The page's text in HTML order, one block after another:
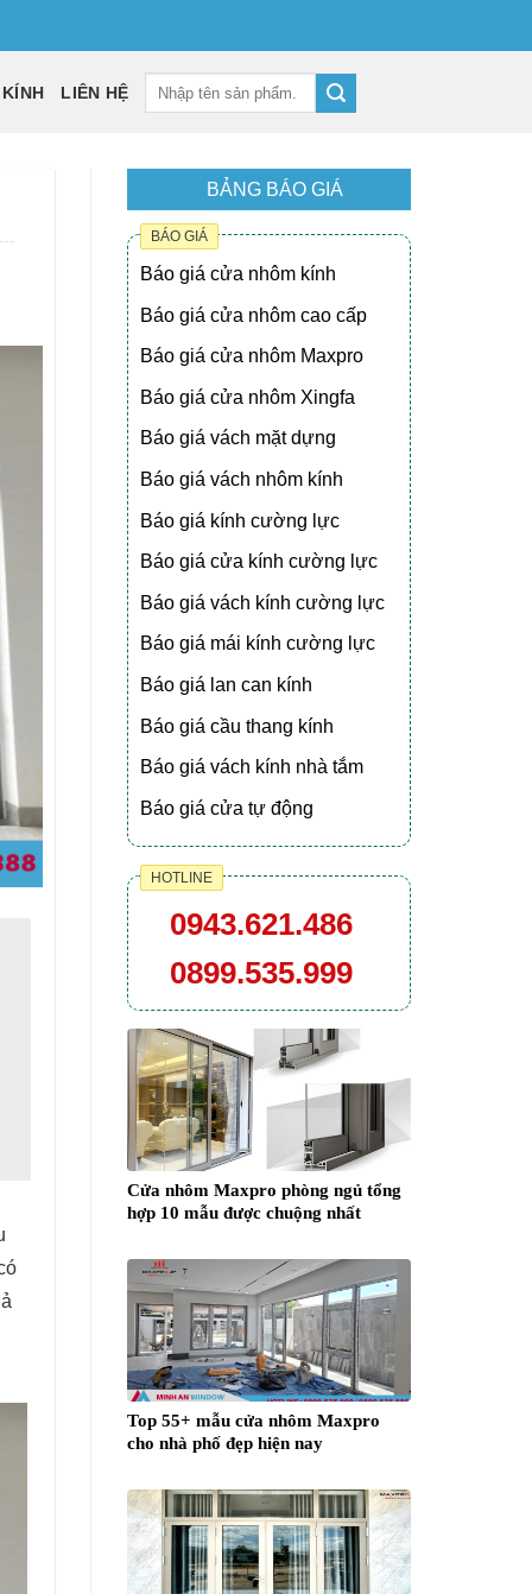
LIÊN HỆ
BẢNG BÁO GIÁ
BÁO GIÁ
Báo giá cửa nhôm kính
Báo giá cửa nhôm cao cấp
Báo giá cửa nhôm Maxpro
Báo giá cửa nhôm Xingfa
Báo giá vách mặt dựng
Báo giá vách nhôm kính
Báo giá kính cường lực
Báo giá cửa kính cường lực
Báo giá vách kính cường lực
Báo giá mái kính cường lực
Báo giá lan can kính
Báo giá cầu thang kính
Báo giá vách kính nhà tắm
Báo giá cửa tự động
HOTLINE
0943.621.486
0899.535.999
Cửa nhôm Maxpro phòng ngủ tổng
hợp 10 mẫu được chuộng nhất
Top 55+ mẫu cửa nhôm Maxpro
cho nhà phố đẹp hiện nay